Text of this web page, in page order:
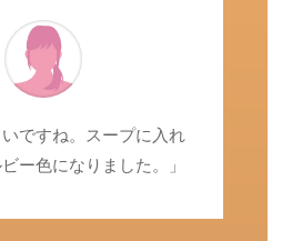
いですね。スープに入れ
ー色になりました。」